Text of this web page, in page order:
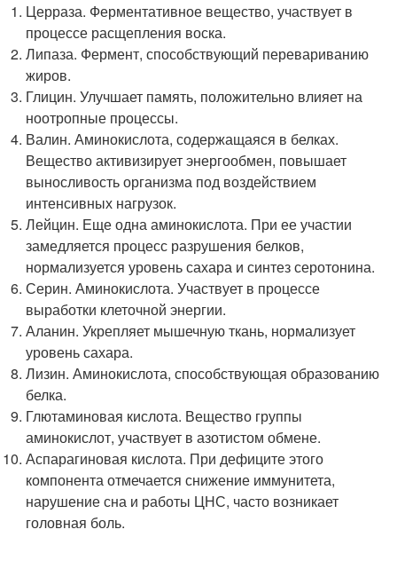
Церраза. Ферментативное вещество, участвует в
процессе расщепления воска.
Липаза. Фермент, способствующий перевариванию
жиров.
Глицин. Улучшает память, положительно влияет на
ноотропные процессы.
Валин. Аминокислота, содержащаяся в белках.
Вещество активизирует энергообмен, повышает
выносливость организма под воздействием
интенсивных нагрузок.
Лейцин. Еще одна аминокислота. При ее участии
замедляется процесс разрушения белков,
нормализуется уровень сахара и синтез серотонина.
Серин. Аминокислота. Участвует в процессе
выработки клеточной энергии.
Аланин. Укрепляет мышечную ткань, нормализует
уровень сахара.
Лизин. Аминокислота, способствующая образованию
белка.
Глютаминовая кислота. Вещество группы
аминокислот, участвует в азотистом обмене.
Аспарагиновая кислота. При дефиците этого
компонента отмечается снижение иммунитета,
нарушение сна и работы ЦНС, часто возникает
головная боль.